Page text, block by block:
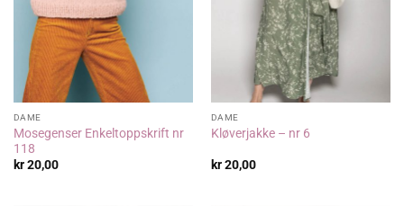
DAME
Mosegenser Enkeltoppskrift nr
118
kr20,00
DAME
Kløverjakke – nr 6
kr20,00